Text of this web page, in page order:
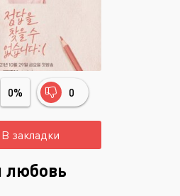
Восстановить пароль
войти через
0% 0
В закладки
любовь